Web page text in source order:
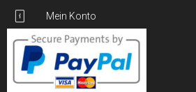
Mein Konto